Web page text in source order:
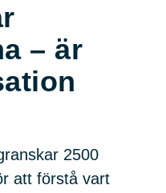
– är
2500
att förstå vart